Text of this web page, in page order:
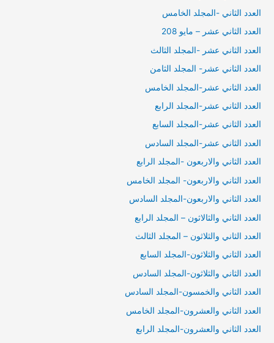
العدد الثاني -المجلد الخامس
العدد الثاني عشر – مايو 208
العدد الثاني عشر -المجلد الثالث
العدد الثاني عشر- المجلد الثامن
العدد الثاني عشر-المجلد الخامس
العدد الثاني عشر-المجلد الرابع
العدد الثاني عشر-المجلد السابع
العدد الثاني عشر-المجلد السادس
العدد الثاني والاربعون -المجلد الرابع
العدد الثاني والاربعون- المجلد الخامس
العدد الثاني والاربعون-المجلد السادس
العدد الثاني والثالاثون – المجلد الرابع
العدد الثاني والثلاثون – المجلد الثالث
العدد الثاني والثلاثون-المجلد السابع
العدد الثاني والثلاثون-المجلد السادس
العدد الثاني والخمسون-المجلد السادس
العدد الثاني والعشرون-المجلد الخامس
العدد الثاني والعشرون-المجلد الرابع